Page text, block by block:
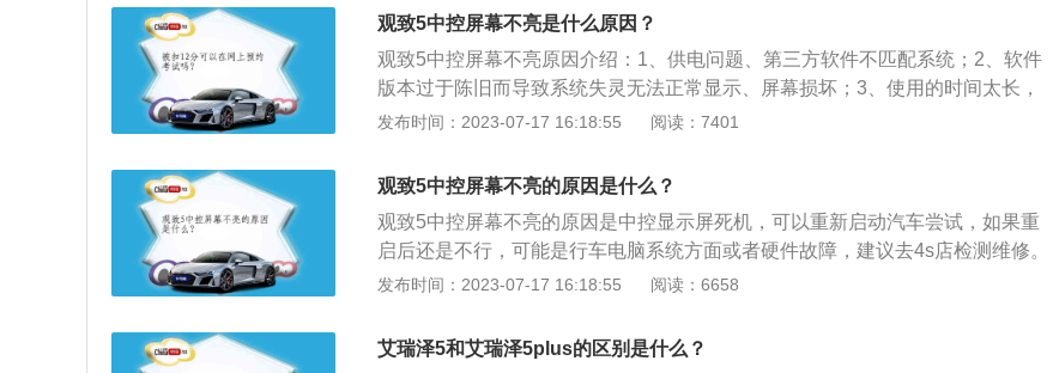
内机会结露。4、其他：诸如电源、电压过低使压缩机电离合器吸力下降或电离
合器压板与皮带盘间有油污等现象，均会导致出现类似驱动带过松的“打滑”现
象。倘若蒸发器表面结霜，吹风电机转速下降等问题，也会造成制冷量不足。当
然，倘若压缩机磨损或阀门关闭不严，也会造成空调制冷量不足。5、制冷系
统：空调制冷系统出现的制冷不足、制冷效果变差等故障，一般是由于制冷密封
性要求也相应较高，在制冷工作管道或工作阀稍有泄漏就会造成的制冷不足的故
障现象。
观致5中控屏幕不亮是什么原因？
观致5中控屏幕不亮原因介绍：1、供电问题、第三方软件不匹配系统；2、软件
版本过于陈旧而导致系统失灵无法正常显示、屏幕损坏；3、使用的时间太长，
线路老化造成的黑屏；4、没有图像，还有声音，那可能是导航显示器的电源插
的用电设备无法正常使用。拓展资料：汽车中控屏幕出现不亮的现象，很大可能
是因为线路接触不良，需要及时检查一下线路是否出现虚接的情况。如果有自然
会导致中控屏幕黑屏，这时候只要将其虚接的部位连接完好即可。
发布时间：2023-07-17 16:18:55 阅读：7401
观致5中控屏幕不亮的原因是什么？
观致5中控屏幕不亮的原因是中控显示屏死机，可以重新启动汽车尝试，如果重
启后还是不行，可能是行车电脑系统方面或者硬件故障，建议去4s店检测维修。
以观致5的2019款观致5S1.6TGDI领先型为例，其车身尺寸是长4600mm、宽186
大扭矩是290nm，油箱容积是55升，与其匹配的是7挡双离合变速箱。
发布时间：2023-07-17 16:18:55 阅读：6658
艾瑞泽5和艾瑞泽5plus的区别是什么？